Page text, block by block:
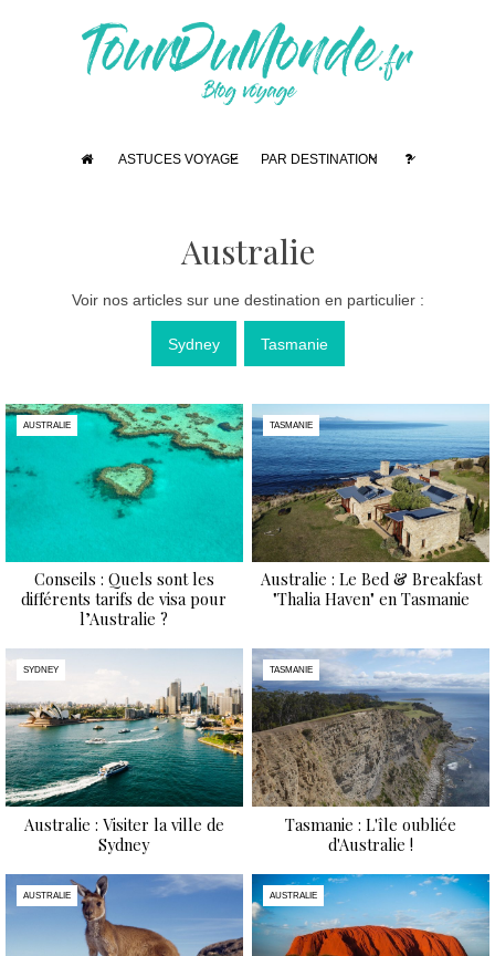
ASTUCES VOYAGE PAR DESTINATION
Australie
Voir nos articles sur une destination en particulier :
Sydney Tasmanie
AUSTRALIE
Conseils : Quels sont les
différents tarifs de visa pour
l’Australie ?
TASMANIE
Australie : Le Bed & Breakfast
"Thalia Haven" en Tasmanie
SYDNEY
Australie : Visiter la ville de
Sydney
TASMANIE
Tasmanie : L'île oubliée
d'Australie !
AUSTRALIE AUSTRALIE